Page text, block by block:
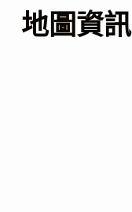
地圖資訊